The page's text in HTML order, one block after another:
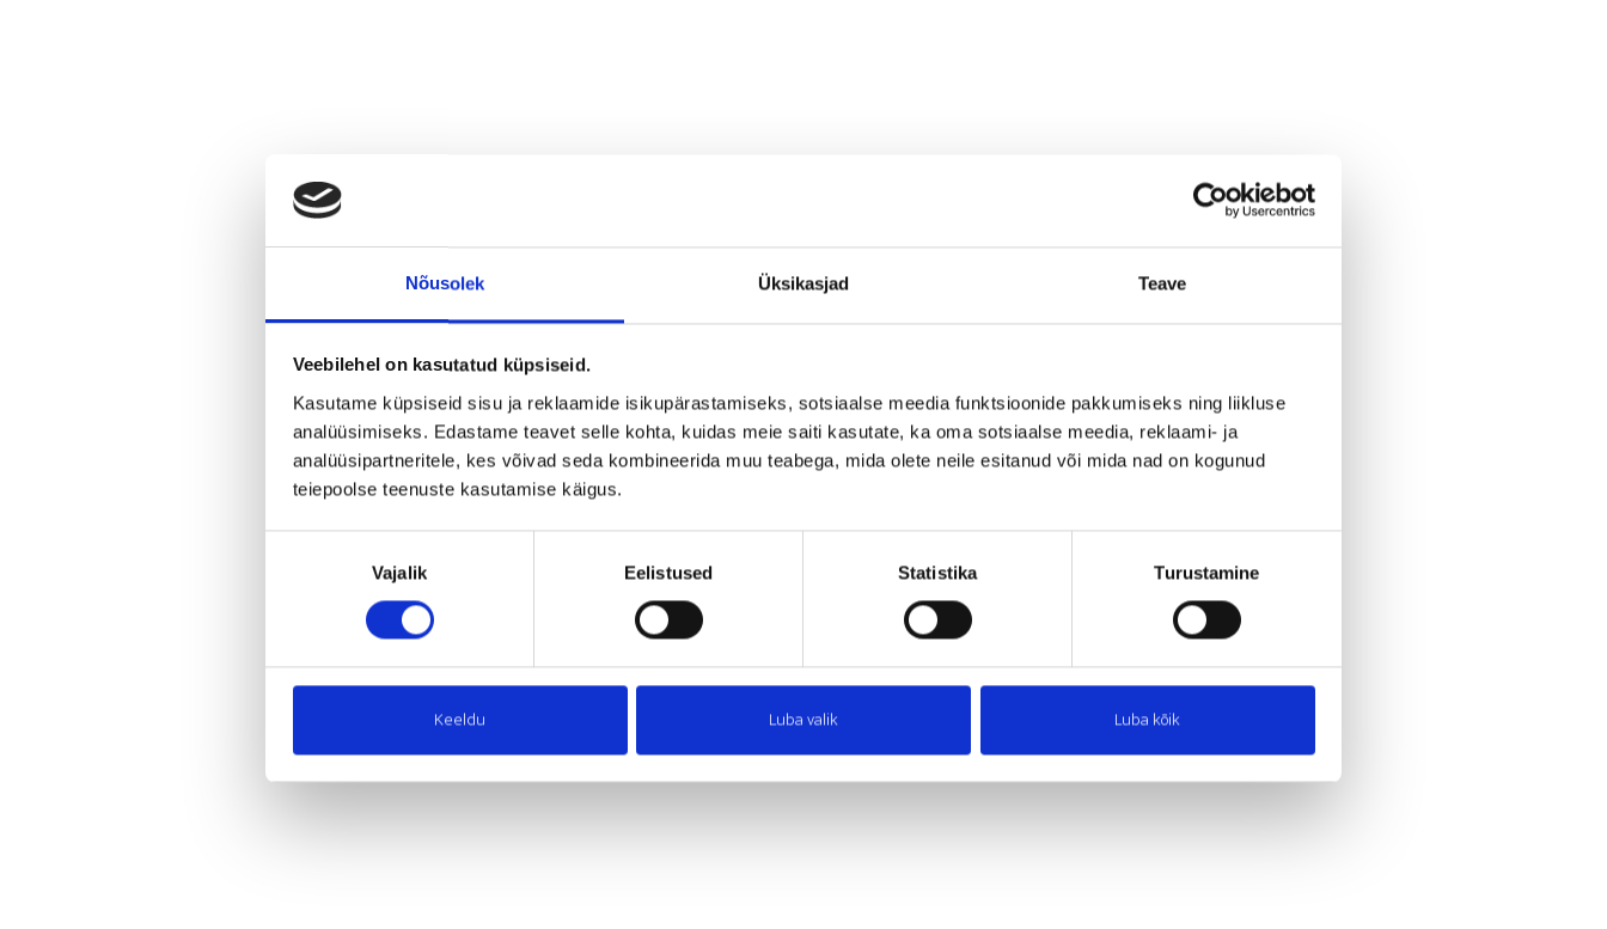
Nõusolek Üksikasjad Teave
Veebilehel on kasutatud küpsiseid.
Kasutame küpsiseid sisu ja reklaamide isikupärastamiseks, sotsiaalse meedia funktsioonide pakkumiseks ning liikluse
analüüsimiseks. Edastame teavet selle kohta, kuidas meie saiti kasutate, ka oma sotsiaalse meedia, reklaami- ja
analüüsipartneritele, kes võivad seda kombineerida muu teabega, mida olete neile esitanud või mida nad on kogunud
teiepoolse teenuste kasutamise käigus.
Vajalik Eelistused Statistika Turustamine
Keeldu Luba valik Luba kõik